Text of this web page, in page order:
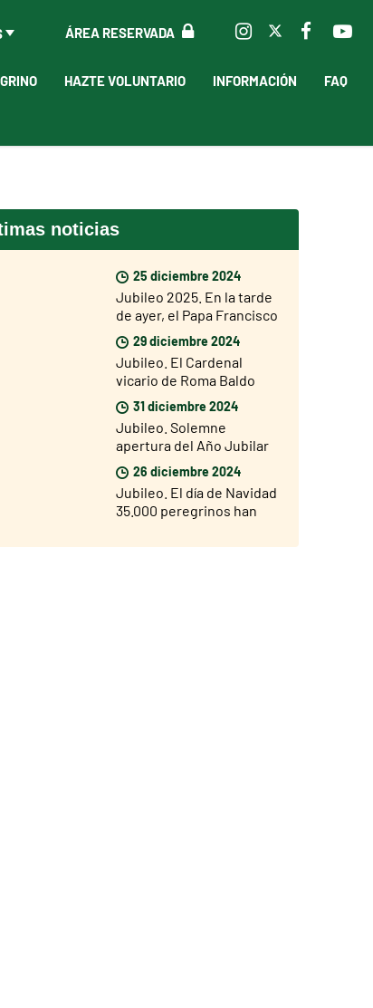
ÁREA RESERVADA
HAZTE VOLUNTARIO INFORMACIÓN FAQ
noticias
25 diciembre 2024
Jubileo 2025. En la tarde
de ayer, el Papa Francisco
ha abierto la Puerta Santa
de la Basílica de San
Pedro
29 diciembre 2024
Jubileo. El Cardenal
vicario de Roma Baldo
Reina ha abierto hoy la
Puerta Santa de San Juan
de Letrán
31 diciembre 2024
Jubileo. Solemne
apertura del Año Jubilar
en las diócesis del mundo
el 29 de diciembre
26 diciembre 2024
Jubileo. El día de Navidad
35.000 peregrinos han
Santa de San Pedro